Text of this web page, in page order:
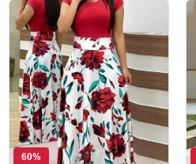
60%